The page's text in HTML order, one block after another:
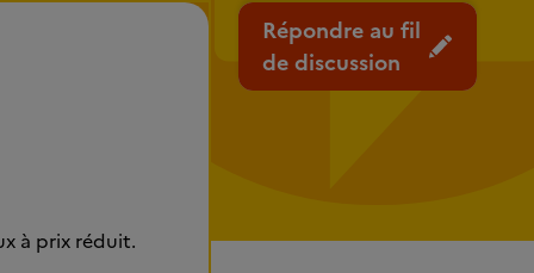
Répondre au fil
de discussion
à prix réduit.